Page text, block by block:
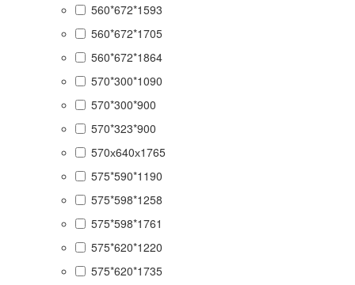
560*672*1593
560*672*1705
560*672*1864
570*300*1090
570*300*900
570*323*900
570х640х1765
575*590*1190
575*598*1258
575*598*1761
575*620*1220
575*620*1735